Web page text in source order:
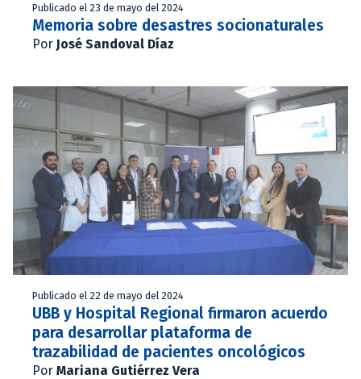
Publicado el 23 de mayo del 2024
Memoria sobre desastres socionaturales
Por José Sandoval Díaz
Publicado el 22 de mayo del 2024
UBB y Hospital Regional firmaron acuerdo
para desarrollar plataforma de
trazabilidad de pacientes oncológicos
Por Mariana Gutiérrez Vera